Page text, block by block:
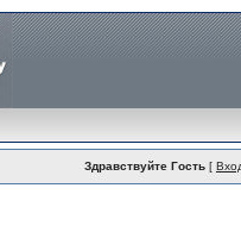
Здравствуйте Гость [